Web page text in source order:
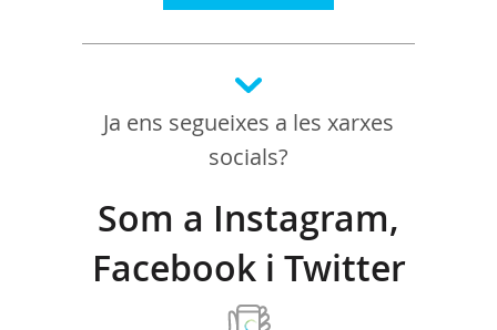
Ja ens segueixes a les xarxes
socials?
Som a Instagram,
Facebook i Twitter